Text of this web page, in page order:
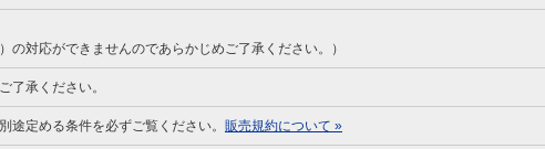
の対応ができませんのであらかじめご了承ください。）
了承ください。
途定める条件を必ずご覧ください。 販売規約について »